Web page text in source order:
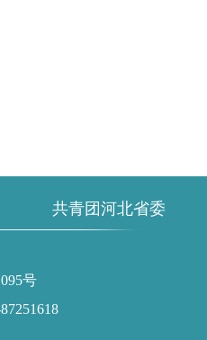
共青团河北省委
号